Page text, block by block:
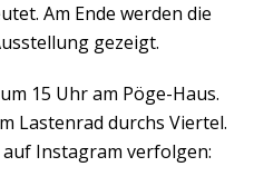
Am Ende werden die
gezeigt.
15 Uhr am Pöge-Haus.
Lastenrad durchs Viertel.
Instagram verfolgen: